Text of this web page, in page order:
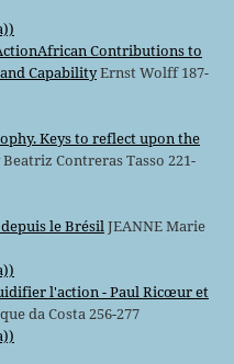
Contributions to
CapabilityErnst Wolff 187-
Keys to reflect upon the
Beatriz Contreras Tasso 221-
le BrésilJEANNE Marie
l'action - Paul Ricœur et
da Costa 256-277